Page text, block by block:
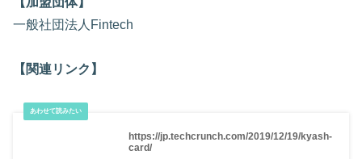
一般社団法人Fintech
【関連リンク】
https://jp.techcrunch.com/2019/12/19/kyash-
card/